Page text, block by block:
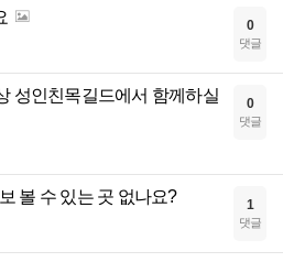
0
댓글
성인친목길드에서 함께하실
0
댓글
볼 수 있는 곳 없나요? 1
댓글